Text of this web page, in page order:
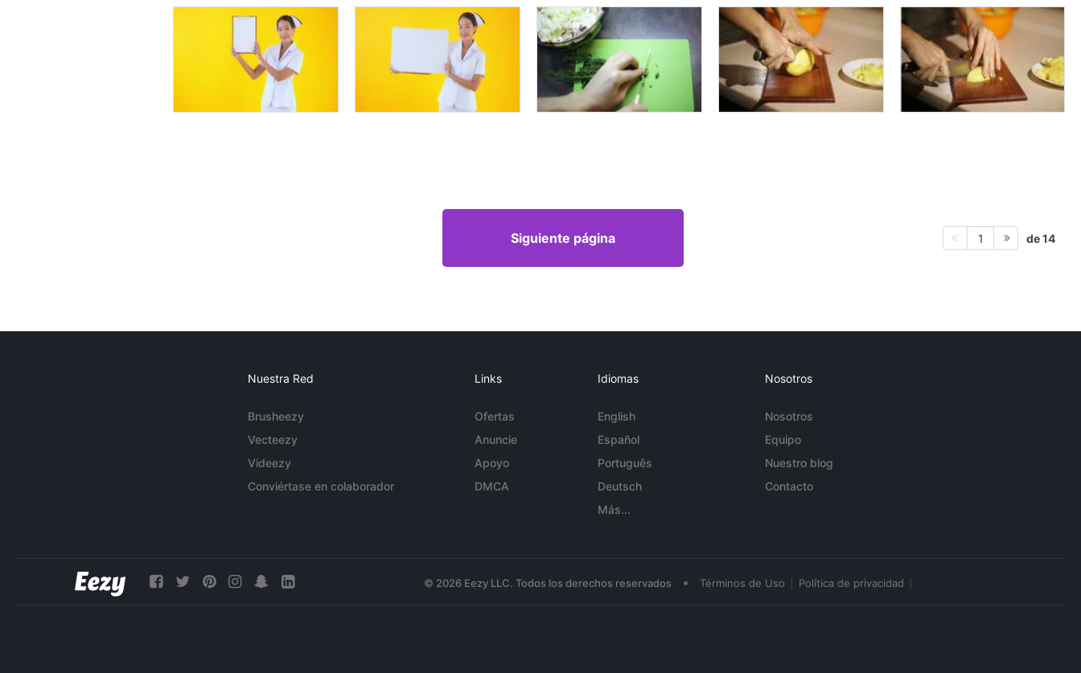
Siguiente página 1 de 14
Nuestra Red
Brusheezy
Vecteezy
Videezy
Conviértase en colaborador
Links
Ofertas
Anuncie
Apoyo
DMCA
Idiomas
English
Español
Português
Deutsch
Más...
Nosotros
Nosotros
Equipo
Nuestro blog
Contacto
© 2026 Eezy LLC. Todos los derechos reservados • Términos de Uso Política de privacidad